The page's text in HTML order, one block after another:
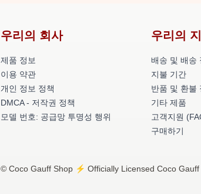
우리의 회사
제품 정보
이용 약관
개인 정보 정책
DMCA - 저작권 정책
모델 번호: 공급망 투명성 행위
우리의
배송 및 배송
지불 기간
반품 및 환불
기타 제품
고객지원
구매하기
© Coco Gauff Shop ⚡️ Officially Licensed Coco